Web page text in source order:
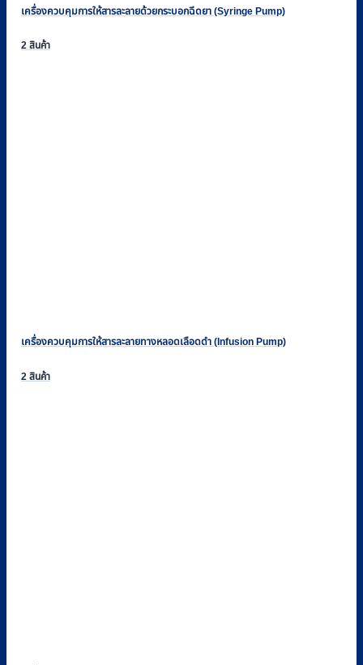
เครื่องควบคุมการให้สารละลายด้วยกระบอกฉีดยา (Syringe Pump)
2 สินค้า
เครื่องควบคุมการให้สารละลายทางหลอดเลือดดำ (Infusion Pump)
2 สินค้า